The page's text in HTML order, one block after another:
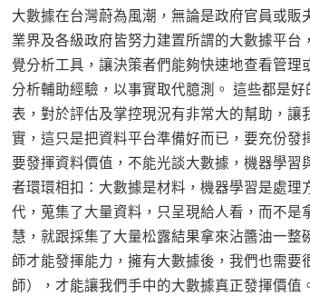
大數據在台灣蔚為風潮，無論是政府官員或
業界及各級政府皆努力建置所謂的大數據平
覺分析工具，讓決策者們能夠快速地查看管
分析輔助經驗，以事實取代臆測。 這些都是
表，對於評估及掌控現況有非常大的幫助，
實，這只是把資料平台準備好而已，要充份發
要發揮資料價值，不能光談大數據，機器學
者環環相扣：大數據是材料，機器學習是處
代，蒐集了大量資料，只呈現給人看，而不
慧，就跟採集了大量松露結果拿來沾醬油一
師才能發揮能力，擁有大數據後，我們也需
師），才能讓我們手中的大數據真正發揮價值。